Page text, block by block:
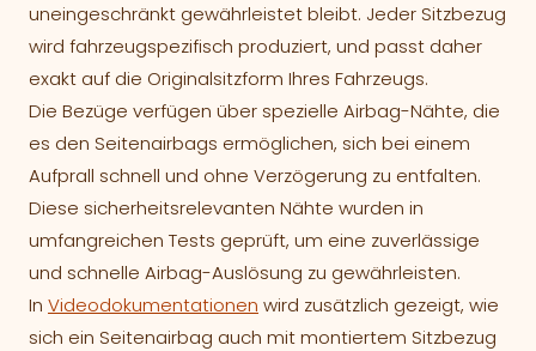
uneingeschränkt gewährleistet bleibt. Jeder Sitzbezug
wird fahrzeugspezifisch produziert, und passt daher
exakt auf die Originalsitzform Ihres Fahrzeugs.
Die Bezüge verfügen über spezielle Airbag-Nähte, die
es den Seitenairbags ermöglichen, sich bei einem
Aufprall schnell und ohne Verzögerung zu entfalten.
Diese sicherheitsrelevanten Nähte wurden in
umfangreichen Tests geprüft, um eine zuverlässige
und schnelle Airbag-Auslösung zu gewährleisten.
In Videodokumentationen wird zusätzlich gezeigt, wie
sich ein Seitenairbag auch mit montiertem Sitzbezug